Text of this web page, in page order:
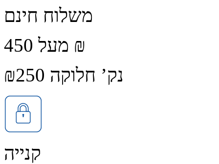
משלוח חינם
מעל 450 ₪
נק’ חלוקה ₪250
קנייה